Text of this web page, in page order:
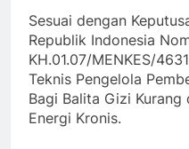
Sesuai dengan
Republik Indonesia
KH.01.07/MENKES/
Teknis Pengelola
Bagi Balita Gizi Kurang
Energi Kronis.